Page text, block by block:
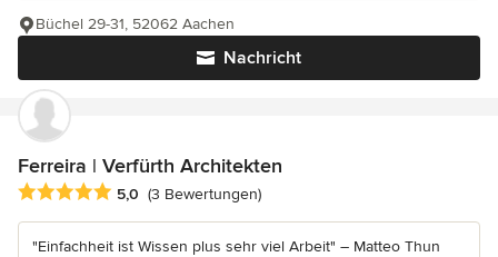
Nachricht
Büchel 29-31, 52062 Aachen
Ferreira | Verfürth Architekten
Durchschnittliche Bewertung: 5 von 5 Sternen
5,0 (3 Bewertungen)
"Einfachheit ist Wissen plus sehr viel Arbeit" – Matteo Thun